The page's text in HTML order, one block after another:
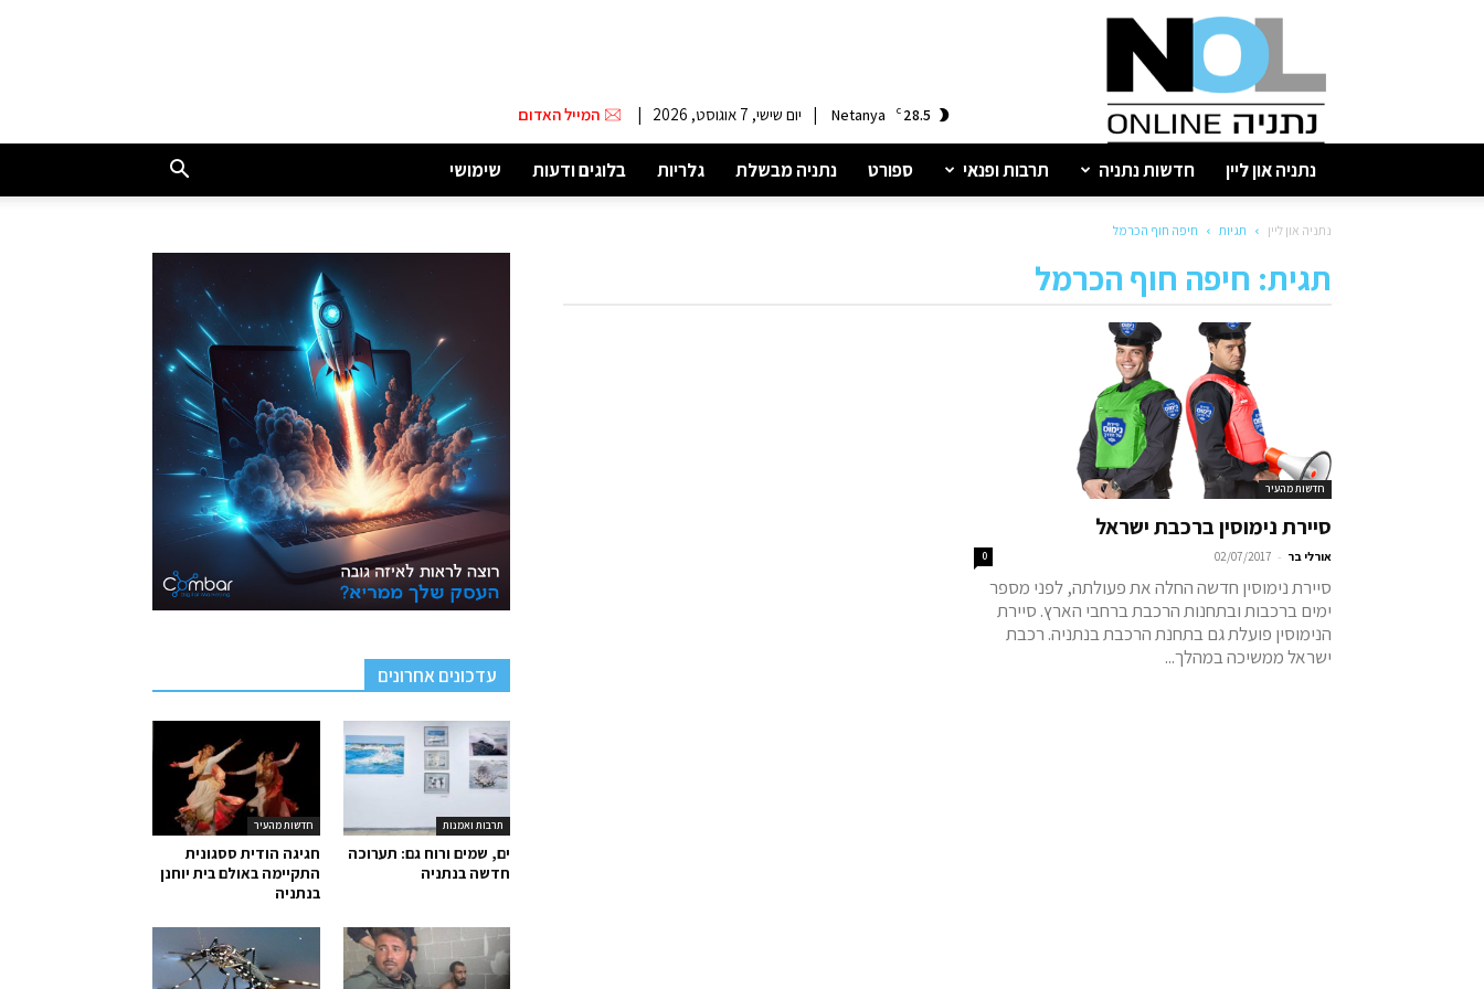
נתניה
28.5
C
Netanya
| יום שישי, 7 אוגוסט, 2026 | המייל האדום
נתניה און ליין חדשות נתניה תרבות ופנאי ספורט נתניה מבשלת גלריות בלוגים ודעות שימושי
נתניה און ליין תגיות חיפה חוף הכרמל
תגית: חיפה חוף הכרמל
חדשות מהעיר
סיירת נימוסין ברכבת ישראל
אורלי בר -
02/07/2017
0
סיירת נימוסין חדשה החלה את פעולתה, לפני מספר
ימים ברכבות ובתחנות הרכבת ברחבי הארץ. סיירת
הנימוסין פועלת גם בתחנת הרכבת בנתניה. רכבת
ישראל ממשיכה במהלך...
עדכונים אחרונים
חדשות מהעיר
חגיגה הודית ססגונית
התקיימה באולם בית יוחנן
בנתניה
תרבות ואמנות
ים, שמים ורוח גם: תערוכה
חדשה בנתניה